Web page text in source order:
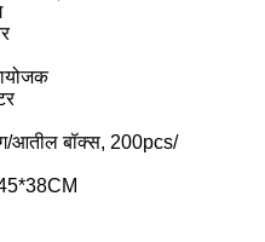
आतील बॉक्स, 200pcs/